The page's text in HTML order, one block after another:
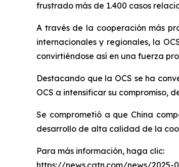
frustrado más de 1.400 casos
A través de la cooperación más
internacionales y regionales, la
convirtiéndose así en una fuerza
Destacando que la OCS se ha
OCS a intensificar su compromiso,
Se comprometió a que China
desarrollo de alta calidad de la
Para más información, haga clic:
https://news.cgtn.com/news/2025-